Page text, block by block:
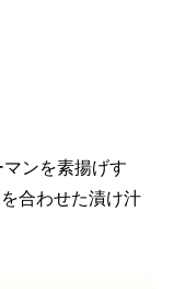
ンを素揚げす
合わせた漬け汁